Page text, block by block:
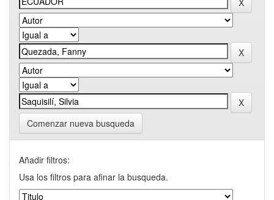
Comenzar nueva busqueda
Añadir filtros:
Usa los filtros para afinar la busqueda.